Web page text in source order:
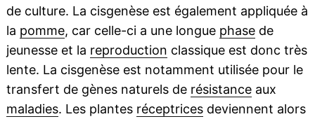
de culture. La cisgenèse est également appliquée à
la pomme, car celle-ci a une longue phasede
jeunesse et la reproduction classique est donc très
lente. La cisgenèse est notamment utilisée pour le
transfert de gènes naturels de résistanceaux
maladies. Les plantes réceptricesdeviennent alors